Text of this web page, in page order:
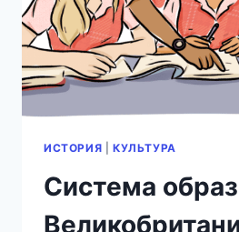
ИСТОРИЯ КУЛЬТУРА
Система